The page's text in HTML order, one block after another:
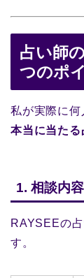
占い師
つのポ
私が実際に何
本当に当た
1. 相談内
RAYSEEの
す。